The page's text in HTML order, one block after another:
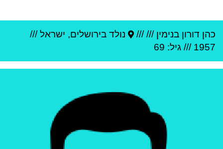
כהן דורון בנימין ///
/// נולד בירושלים, ישראל///
1957 /// גיל: 69